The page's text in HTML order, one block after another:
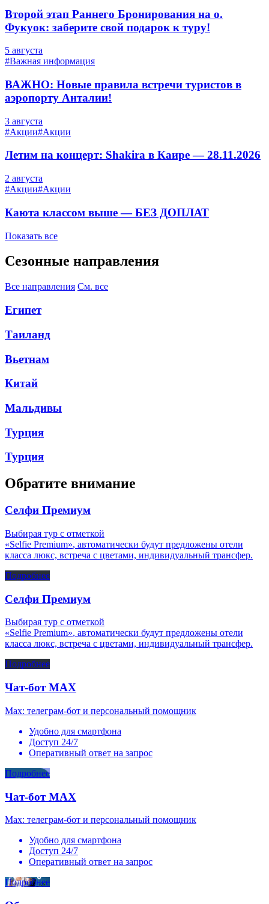
Второй этап Раннего Бронирования на о.
Фукуок: заберите свой подарок к туру!
5 августа
#Важная информация
ВАЖНО: Новые правила встречи туристов в
аэропорту Анталии!
3 августа
#Акции#Акции
Летим на концерт: Shakira в Каире — 28.11.2026
2 августа
#Акции#Акции
Каюта классом выше — БЕЗ ДОПЛАТ
Показать все
Сезонные направления
Все направления См. все
Египет
Таиланд
Вьетнам
Китай
Мальдивы
Турция
Турция
Обратите внимание
Селфи Премиум
Выбирая тур с отметкой
«‎Selfie Premium», автоматически будут предложены отели
класса люкс, встреча с цветами, индивидуальный трансфер.
Подробнее
Селфи Премиум
Выбирая тур с отметкой
«‎Selfie Premium», автоматически будут предложены отели
класса люкс, встреча с цветами, индивидуальный трансфер.
Подробнее
Чат-бот MAX
Max: телеграм-бот и персональный помощник
Удобно для смартфона
Доступ 24/7
Оперативный ответ на запрос
Подробнее
Чат-бот MAX
Max: телеграм-бот и персональный помощник
Удобно для смартфона
Доступ 24/7
Оперативный ответ на запрос
Подробнее